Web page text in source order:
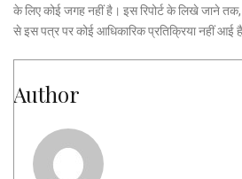
के लिए कोई जगह नहीं है। इस रिपोर्ट के लिखे जाने
से इस पत्र पर कोई आधिकारिक प्रतिक्रिया नहीं आई
Author